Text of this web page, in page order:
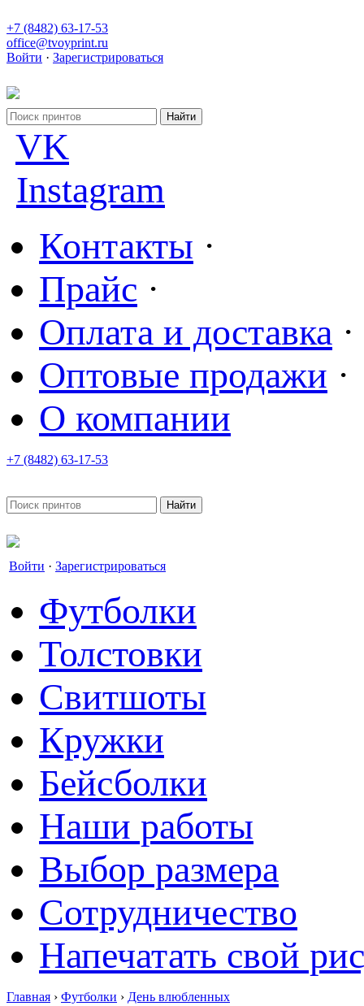
+7 (8482) 63-17-53
office@tvoyprint.ru
Войти · Зарегистрироваться
VK
Instagram
Контакты ·
Прайс ·
Оплата и доставка ·
Оптовые продажи ·
О компании
+7 (8482) 63-17-53
Войти · Зарегистрироваться
Футболки
Толстовки
Свитшоты
Кружки
Бейсболки
Наши работы
Выбор размера
Сотрудничество
Напечатать свой
Главная › Футболки › День влюбленных